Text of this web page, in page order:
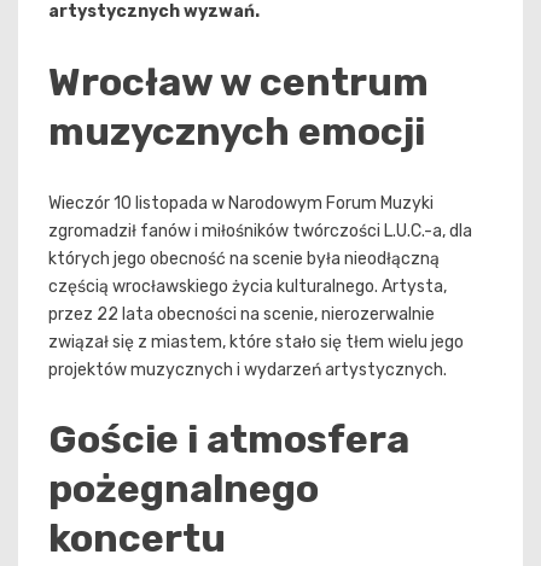
artystycznych wyzwań.
Wrocław w centrum
muzycznych emocji
Wieczór 10 listopada w Narodowym Forum Muzyki
zgromadził fanów i miłośników twórczości L.U.C.-a, dla
których jego obecność na scenie była nieodłączną
częścią wrocławskiego życia kulturalnego. Artysta,
przez 22 lata obecności na scenie, nierozerwalnie
związał się z miastem, które stało się tłem wielu jego
projektów muzycznych i wydarzeń artystycznych.
Goście i atmosfera
pożegnalnego
koncertu